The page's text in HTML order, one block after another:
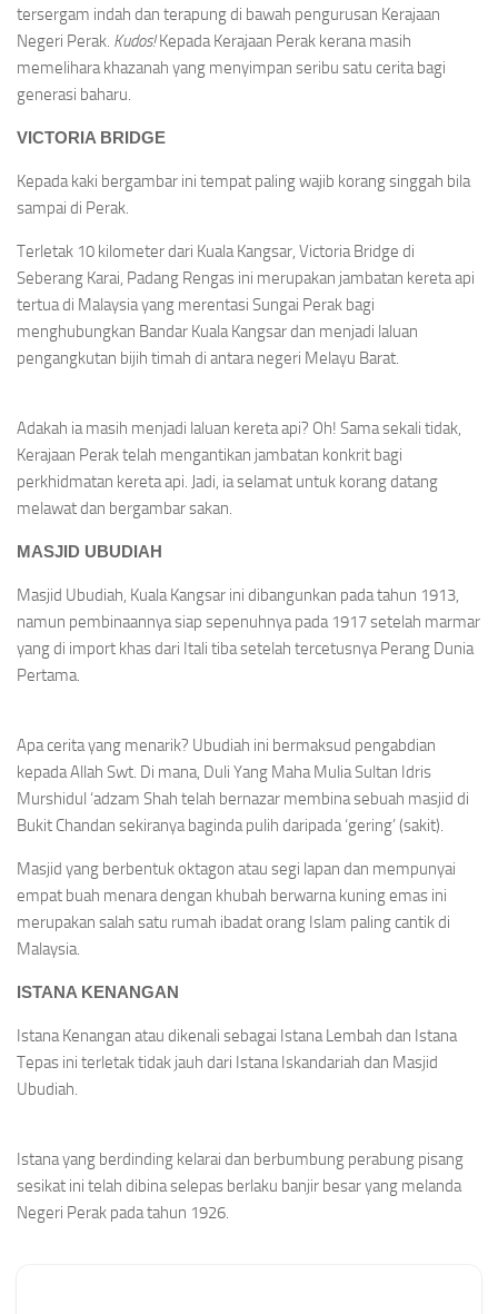
tersergam indah dan terapung di bawah pengurusan Kerajaan
Negeri Perak. Kudos!Kepada Kerajaan Perak kerana masih
memelihara khazanah yang menyimpan seribu satu cerita bagi
generasi baharu.
VICTORIA BRIDGE
Kepada kaki bergambar ini tempat paling wajib korang singgah bila
sampai di Perak.
Terletak 10 kilometer dari Kuala Kangsar, Victoria Bridge di
Seberang Karai, Padang Rengas ini merupakan jambatan kereta api
tertua di Malaysia yang merentasi Sungai Perak bagi
menghubungkan Bandar Kuala Kangsar dan menjadi laluan
pengangkutan bijih timah di antara negeri Melayu Barat.
Adakah ia masih menjadi laluan kereta api? Oh! Sama sekali tidak,
Kerajaan Perak telah mengantikan jambatan konkrit bagi
perkhidmatan kereta api. Jadi, ia selamat untuk korang datang
melawat dan bergambar sakan.
MASJID UBUDIAH
Masjid Ubudiah, Kuala Kangsar ini dibangunkan pada tahun 1913,
namun pembinaannya siap sepenuhnya pada 1917 setelah marmar
yang di import khas dari Itali tiba setelah tercetusnya Perang Dunia
Pertama.
Apa cerita yang menarik? Ubudiah ini bermaksud pengabdian
kepada Allah Swt. Di mana, Duli Yang Maha Mulia Sultan Idris
Murshidul ‘adzam Shah telah bernazar membina sebuah masjid di
Bukit Chandan sekiranya baginda pulih daripada ‘gering’ (sakit).
Masjid yang berbentuk oktagon atau segi lapan dan mempunyai
empat buah menara dengan khubah berwarna kuning emas ini
merupakan salah satu rumah ibadat orang Islam paling cantik di
Malaysia.
ISTANA KENANGAN
Istana Kenangan atau dikenali sebagai Istana Lembah dan Istana
Tepas ini terletak tidak jauh dari Istana Iskandariah dan Masjid
Ubudiah.
Istana yang berdinding kelarai dan berbumbung perabung pisang
sesikat ini telah dibina selepas berlaku banjir besar yang melanda
Negeri Perak pada tahun 1926.